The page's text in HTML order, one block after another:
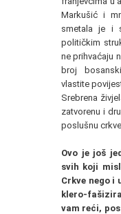
Markušić i
smetala je i
političkim
ne prihvaćaju
broj
vlastite
Srebrena
zatvorenu i
poslušnu
Ovo je još
svih koji
Crkve nego
klero-
vam reći,